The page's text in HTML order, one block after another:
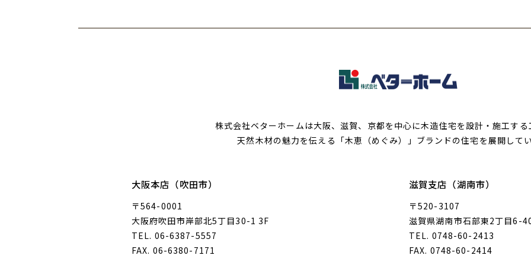
株式会社ベターホームは大阪、滋賀、京都を中心に木造住宅を設計・施工する
天然木材の魅力を伝える「木恵（めぐみ）」ブランドの住宅を展開してい
大阪本店（吹田市）
〒564-0001
大阪府吹田市岸部北5丁目30-1 3F
TEL. 06-6387-5557
FAX. 06-6380-7171
滋賀支店（湖南市）
〒520-3107
滋賀県湖南市石部東2丁目6-
TEL. 0748-60-2413
FAX. 0748-60-2414